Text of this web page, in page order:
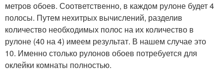
метров обоев. Соответственно, в каждом рулоне будет 4
полосы. Путем нехитрых вычислений, разделив
количество необходимых полос на их количество в
рулоне (40 на 4) имеем результат. В нашем случае это
10. Именно столько рулонов обоев потребуется для
оклейки комнаты полностью.